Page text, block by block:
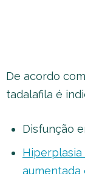
De acordo
tadalafila é
Disfunção
aumentada